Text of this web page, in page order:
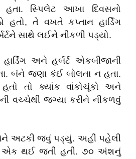
હતા. સ્પિલેટ આખા દિવસનો
હતો, તે વખતે કપ્તાન હાર્ડિંગ
સાથે લઈને નીકળી પડ્યો.
અને હર્બર્ટ એકબીજાની
બંને જણા કંઈ બોલતા ન હતા.
હતો તો ક્યાંક વાંકોચૂંકો અને
વચ્ચેથી જગ્યા કરીને નીકળવું
અટકી જવું પડ્યું. અહીં પહેલી
એક થઈ જતી હતી. ૭૦ અંશનું